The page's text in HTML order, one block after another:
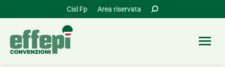
Cisl Fp Area riservata Cerca: